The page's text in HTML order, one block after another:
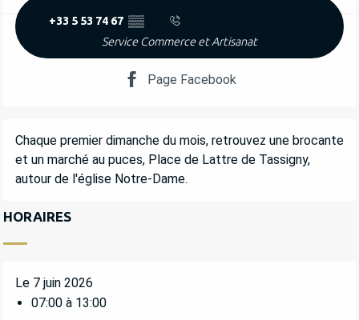
+33 5 53 74 67 ▒▒
Service Commerce et Artisanat
Page Facebook
DESCRIPTION
Chaque premier dimanche du mois, retrouvez une brocante
et un marché au puces, Place de Lattre de Tassigny,
autour de l'église Notre-Dame.
HORAIRES
Le 7 juin 2026
07:00 à 13:00